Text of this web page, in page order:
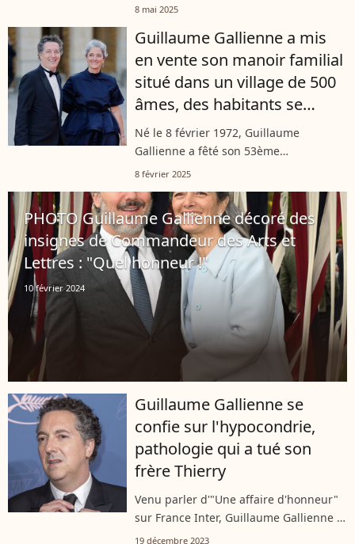
génération. Épanoui dans sa vie
autant dans sa vie privée avec...
8 mai 2025
Guillaume Gallienne a mis
en vente son manoir familial
situé dans un village de 500
âmes, des habitants se
livrent sur la famille de
l'acteur
Né le 8 février 1972, Guillaume
Gallienne a fêté son 53ème
anniversaire en 2025. Pendant son
ancienne ferme située à Sainte-
Nathalène. Des habitants...
8 février 2025
PHOTO Guillaume Gallienne décoré des
insignes de Commandeur des Arts et
Lettres : "Quel honneur !"
10 février 2024
Guillaume Gallienne se
confie sur l'hypocondrie,
pathologie qui a tué son
frère Thierry
Venu parler d'"Une affaire d'honneur"
sur France Inter, Guillaume Gallienne a
évoqué la mort de son frère Thierry
19 décembre 2023